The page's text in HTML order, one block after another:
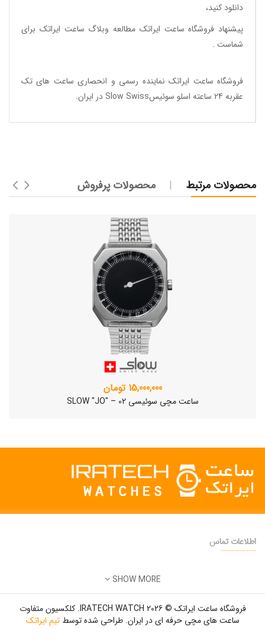
دانلود کنید،
پیشنهاد فروشگاه ساعت ایراتک مطالعه وبلاگ ساعت ایراتک برای
شماست .
فروشگاه ساعت ایراتک نماینده رسمی و انحصاری ساعت های تک
عقربه 24 ساعته اسلو سوئیسSlow Swiss در ایران
.
محصولات مرتبط محصولات پرفروش
15,000,000 تومان
ساعت مچی سوئیسی SLOW "JO" – 02
ساعت مچی سوئیسی SLOW "AM/PM" – 01..
12,500,000 تومان
اطلاعات تماس
ایمیل:
زمان کاری:8 صبح تا 5 عصر
SHOW MORE
فروشگاه ساعت ایراتک © 2026 IRATECH WATCH. کلکسیون متفاوت
ساعت های مچی حرفه ای در ایران. طراحی شده توسطتیم ایراتک